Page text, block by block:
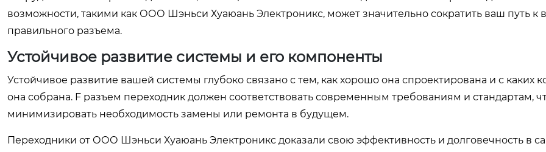
возможности, такими как ООО Шэньси Хуаюань Электроникс, может значительно сократить ваш путь к
правильного разъема.
Устойчивое развитие системы и его компоненты
Устойчивое развитие вашей системы глубоко связано с тем, как хорошо она спроектирована и с каких
она собрана. F разъем переходник должен соответствовать современным требованиям и стандартам,
минимизировать необходимость замены или ремонта в будущем.
Переходники от ООО Шэньси Хуаюань Электроникс доказали свою эффективность и долговечность в